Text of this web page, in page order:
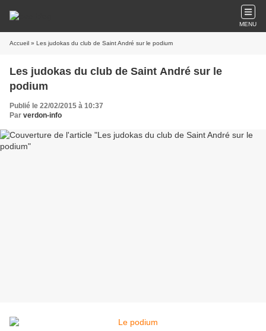
MENU
Accueil » Les judokas du club de Saint André sur le podium
Les judokas du club de Saint André sur le
podium
Publié le 22/02/2015 à 10:37
Par verdon-info